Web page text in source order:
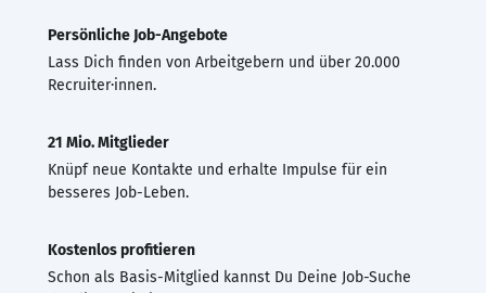
Persönliche Job-Angebote
Lass Dich finden von Arbeitgebern und über 20.000
Recruiter·innen.
21 Mio. Mitglieder
Knüpf neue Kontakte und erhalte Impulse für ein
besseres Job-Leben.
Kostenlos profitieren
Schon als Basis-Mitglied kannst Du Deine Job-Suche